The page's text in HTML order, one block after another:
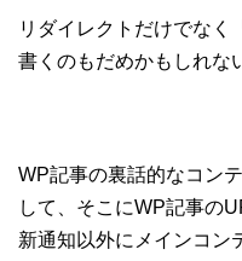
リダイレクトだけでなく
書くのもだめかもしれな
WP記事の裏話的なコン
して、そこにWP記事の
新通知以外にメインコン